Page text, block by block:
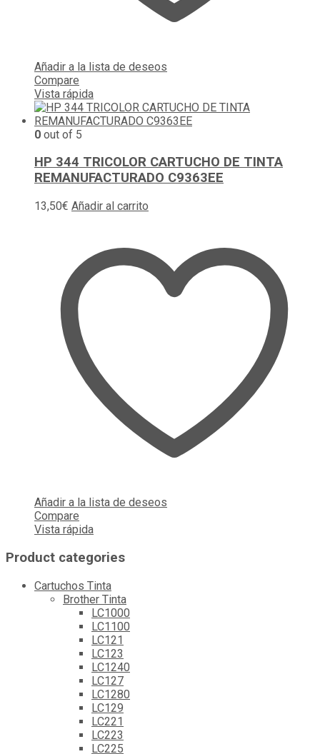
Añadir a la lista de deseos
Compare
Vista rápida
0 out of 5
HP 344 TRICOLOR CARTUCHO DE TINTA
REMANUFACTURADO C9363EE
13,50€ Añadir al carrito
Añadir a la lista de deseos
Compare
Vista rápida
Product categories
Cartuchos Tinta
Brother Tinta
LC1000
LC1100
LC121
LC123
LC1240
LC127
LC1280
LC129
LC221
LC223
LC225